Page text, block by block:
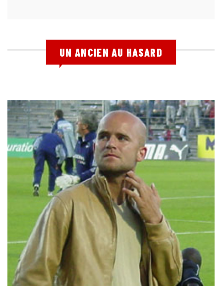
UN ANCIEN AU HASARD